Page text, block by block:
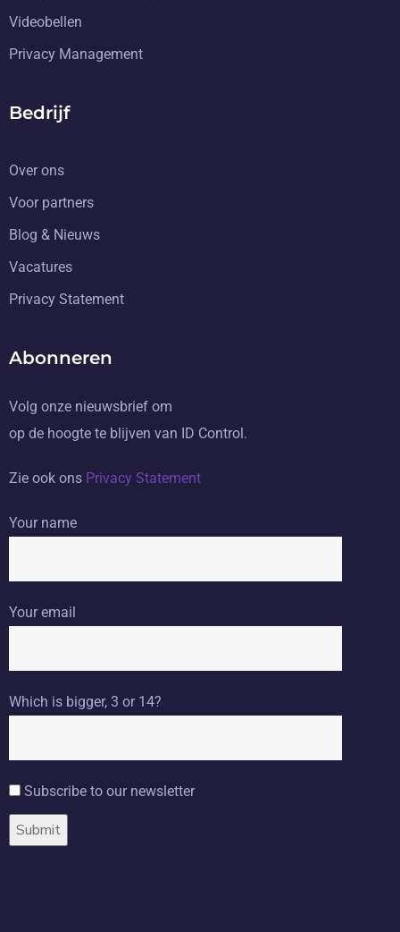
Videobellen
Privacy Management
Bedrijf
Over ons
Voor partners
Blog & Nieuws
Vacatures
Privacy Statement
Abonneren
Volg onze nieuwsbrief om
op de hoogte te blijven van ID Control.
Zie ook ons Privacy Statement
Your name
Your email
Which is bigger, 3 or 14?
Subscribe to our newsletter